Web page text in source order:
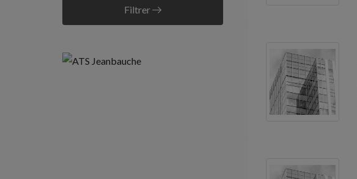
Filtrer